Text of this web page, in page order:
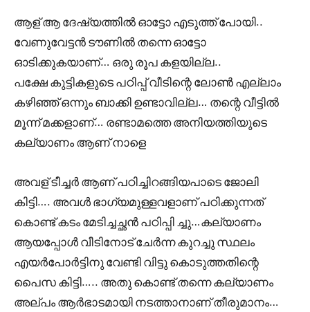
ആള് ആ ദേഷ്യത്തിൽ ഓട്ടോ എടുത്ത് പോയി..
വേണുവേട്ടൻ ടൗണിൽ തന്നെ ഓട്ടോ
ഓടിക്കുകയാണ്… ഒരു രൂപ കളയില്ല..
പക്ഷേ കുട്ടികളുടെ പഠിപ്പ് വീടിന്റെ ലോൺ എല്ലാം
കഴിഞ്ഞ് ഒന്നും ബാക്കി ഉണ്ടാവില്ല… തന്റെ വീട്ടിൽ
മൂന്ന് മക്കളാണ്… രണ്ടാമത്തെ അനിയത്തിയുടെ
കല്യാണം ആണ് നാളെ
അവള് ടീച്ചർ ആണ് പഠിച്ചിറങ്ങിയപാടെ ജോലി
കിട്ടി…. അവൾ ഭാഗ്യമുള്ളവളാണ് പഠിക്കുന്നത്
കൊണ്ട് കടം മേടിച്ചച്ഛൻ പഠിപ്പി ച്ചു…കല്യാണം
ആയപ്പോൾ വീടിനോട് ചേർന്ന കുറച്ചു സ്ഥലം
എയർപോർട്ടിനു വേണ്ടി വിട്ടു കൊടുത്തതിന്റെ
പൈസ കിട്ടി….. അതു കൊണ്ട് തന്നെ കല്യാണം
അല്പം ആർഭാടമായി നടത്താനാണ് തീരുമാനം…